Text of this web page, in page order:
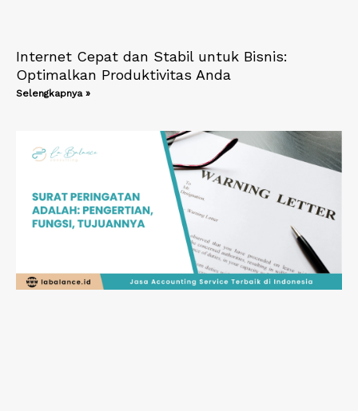
Internet Cepat dan Stabil untuk Bisnis:
Optimalkan Produktivitas Anda
Selengkapnya »